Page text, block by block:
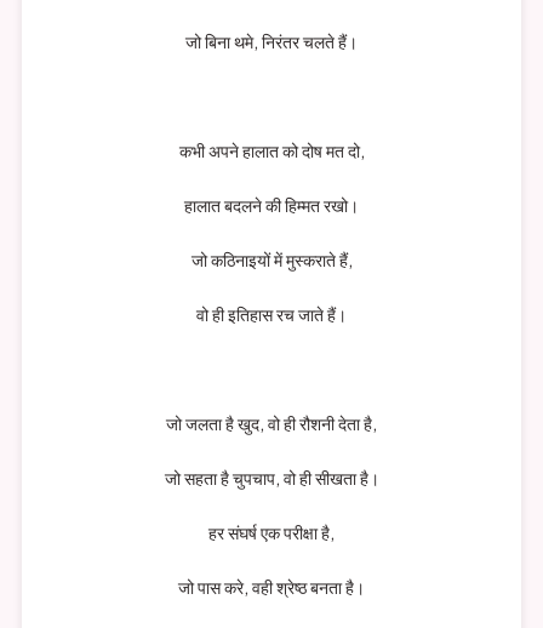
जो बिना थमे, निरंतर चलते हैं।
कभी अपने हालात को दोष मत दो,
हालात बदलने की हिम्मत रखो।
जो कठिनाइयों में मुस्कराते हैं,
वो ही इतिहास रच जाते हैं।
जो जलता है खुद, वो ही रौशनी देता है,
जो सहता है चुपचाप, वो ही सीखता है।
हर संघर्ष एक परीक्षा है,
जो पास करे, वही श्रेष्ठ बनता है।